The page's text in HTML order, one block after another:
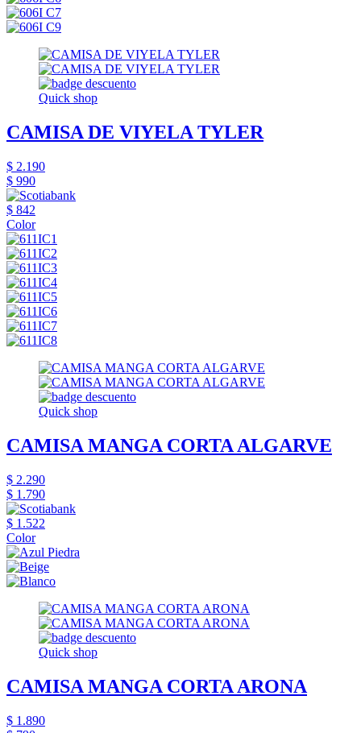
Quick shop
CAMISA DE VIYELA TYLER
$ 2.190
$ 990
$ 842
Color
Quick shop
CAMISA MANGA CORTA ALGARVE
$ 2.290
$ 1.790
$ 1.522
Color
Quick shop
CAMISA MANGA CORTA ARONA
$ 1.890